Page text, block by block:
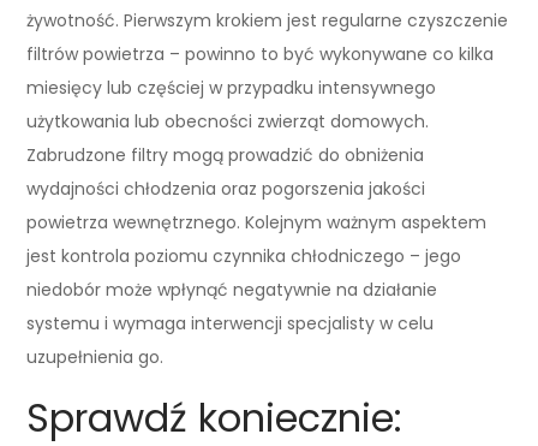
żywotność. Pierwszym krokiem jest regularne czyszczenie
filtrów powietrza – powinno to być wykonywane co kilka
miesięcy lub częściej w przypadku intensywnego
użytkowania lub obecności zwierząt domowych.
Zabrudzone filtry mogą prowadzić do obniżenia
wydajności chłodzenia oraz pogorszenia jakości
powietrza wewnętrznego. Kolejnym ważnym aspektem
jest kontrola poziomu czynnika chłodniczego – jego
niedobór może wpłynąć negatywnie na działanie
systemu i wymaga interwencji specjalisty w celu
uzupełnienia go.
Sprawdź koniecznie: